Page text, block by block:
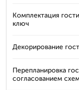
Комплектация
ключ
Декорирование
Перепланировка
согласованием